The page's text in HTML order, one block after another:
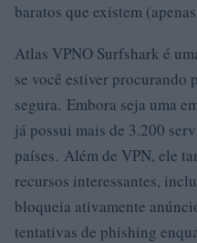
baratos que existem
Atlas VPNO Surfshark é
se você estiver procurando
segura. Embora seja uma
já possui mais de 3.200
países. Além de VPN, ele
recursos interessantes,
bloqueia ativamente
tentativas de phishing